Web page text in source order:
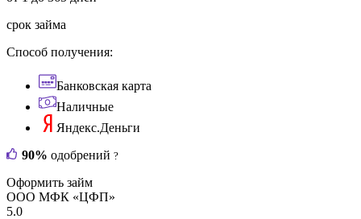
срок займа
Способ получения:
Банковская карта
Наличные
Яндекс.Деньги
90% одобрений ?
Оформить займ
ООО МФК «ЦФП»
5.0